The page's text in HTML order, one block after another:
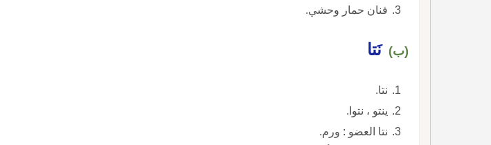
فنان حمار وحشي.
(ب) نَتا
نتا.
ينتو ، نتوا.
نتا العضو : ورم.